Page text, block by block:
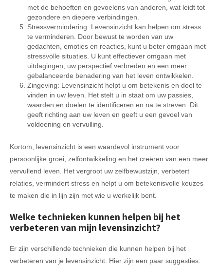
met de behoeften en gevoelens van anderen, wat leidt tot
gezondere en diepere verbindingen.
Stressvermindering: Levensinzicht kan helpen om stress
te verminderen. Door bewust te worden van uw
gedachten, emoties en reacties, kunt u beter omgaan met
stressvolle situaties. U kunt effectiever omgaan met
uitdagingen, uw perspectief verbreden en een meer
gebalanceerde benadering van het leven ontwikkelen.
Zingeving: Levensinzicht helpt u om betekenis en doel te
vinden in uw leven. Het stelt u in staat om uw passies,
waarden en doelen te identificeren en na te streven. Dit
geeft richting aan uw leven en geeft u een gevoel van
voldoening en vervulling.
Kortom, levensinzicht is een waardevol instrument voor
persoonlijke groei, zelfontwikkeling en het creëren van een meer
vervullend leven. Het vergroot uw zelfbewustzijn, verbetert
relaties, vermindert stress en helpt u om betekenisvolle keuzes
te maken die in lijn zijn met wie u werkelijk bent.
Welke technieken kunnen helpen bij het
verbeteren van mijn levensinzicht?
Er zijn verschillende technieken die kunnen helpen bij het
verbeteren van je levensinzicht. Hier zijn een paar suggesties: